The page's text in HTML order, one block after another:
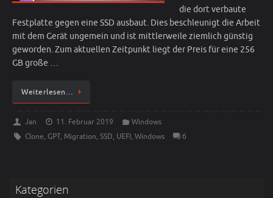
die dort verbaute
Festplatte gegen eine SSD ausbaut. Dies beschleunigt die Arbeit
mit dem Gerät ungemein und ist mittlerweile ziemlich günstig
geworden. Zum aktuellen Zeitpunkt liegt der Preis für eine 256
GB große …
Weiterlesen…
Jan 11. Februar 2019
Windows
Clone, GPT, Migration, SSD, UEFI, Windows 6
Kategorien